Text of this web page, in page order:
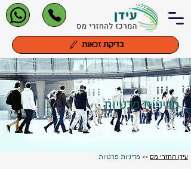
בדיקת זכאות
מדיניות פרטיות
עידן החזרי מס >> מדיניות פרטיות